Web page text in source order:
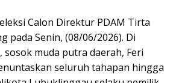
Calon Direktur PDAM Tirta
pada Senin, (08/06/2026). Di
muda putra daerah, Feri
seluruh tahapan hingga